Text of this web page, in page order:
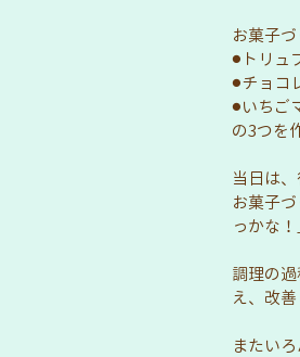
お菓子
⚫︎トリュ
⚫︎チョコ
⚫︎いちご
の3つを
当日は
お菓子
っかな
調理の
え、改
またい